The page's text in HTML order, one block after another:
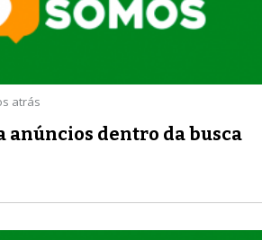
atrás
anúncios dentro da busca